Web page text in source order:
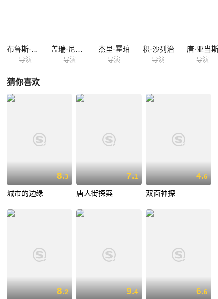
布鲁斯·比尔森
导演
盖瑞·尼尔森
导演
杰里·霍珀
导演
积·沙列治
导演
唐·亚当斯
导演
猜你喜欢
8.3
城市的边缘
7.1
唐人街探案
4.6
双面神探
8.2 9.4 6.6